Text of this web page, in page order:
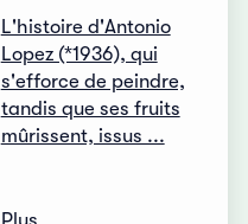
L'histoire d'Antonio
Lopez (*1936), qui
s'efforce de peindre,
tandis que ses fruits
mûrissent, issus ...